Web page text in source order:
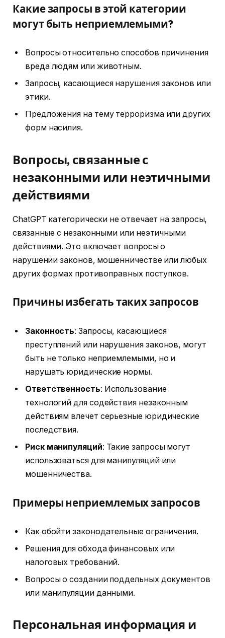
Какие запросы в этой категории
могут быть неприемлемыми?
Вопросы относительно способов причинения
вреда людям или животным.
Запросы, касающиеся нарушения законов или
этики.
Предложения на тему терроризма или других
форм насилия.
Вопросы, связанные с
незаконными или неэтичными
действиями
ChatGPT категорически не отвечает на запросы,
связанные с незаконными или неэтичными
действиями. Это включает вопросы о
нарушении законов, мошенничестве или любых
других формах противоправных поступков.
Причины избегать таких запросов
Законность: Запросы, касающиеся
преступлений или нарушения законов, могут
быть не только неприемлемыми, но и
нарушать юридические нормы.
Ответственность: Использование
технологий для содействия незаконным
действиям влечет серьезные юридические
последствия.
Риск манипуляций: Такие запросы могут
использоваться для манипуляций или
мошенничества.
Примеры неприемлемых запросов
Как обойти законодательные ограничения.
Решения для обхода финансовых или
налоговых требований.
Вопросы о создании поддельных документов
или манипуляции данными.
Персональная информация и